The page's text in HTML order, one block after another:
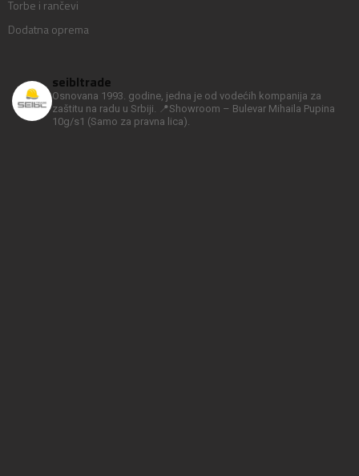
Torbe i rančevi
Dodatna oprema
seibltrade
Osnovana 1993. godine, jedna je od vodećih kompanija za
zaštitu na radu u Srbiji.
📍Showroom – Bulevar Mihaila Pupina
10g/s1 (Samo za pravna lica).